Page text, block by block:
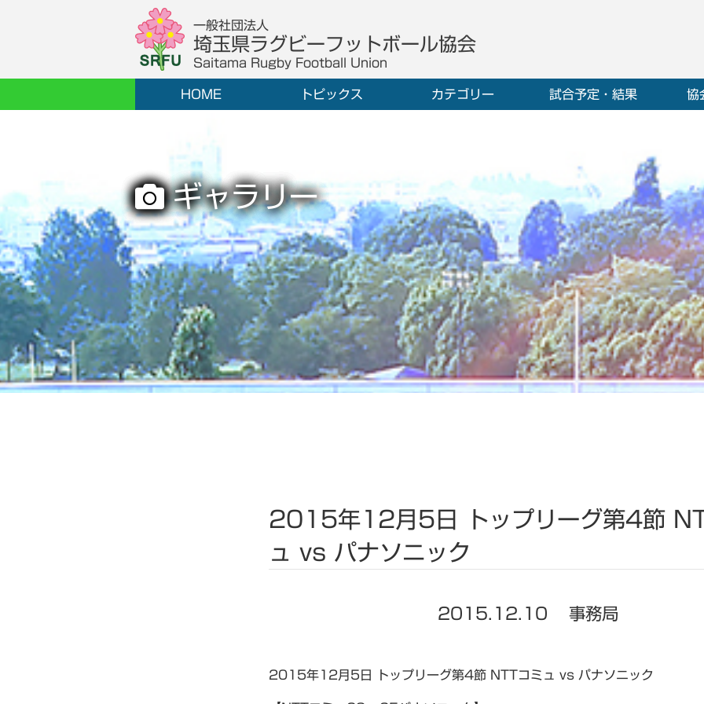
一般社団法人
埼玉県ラグビーフットボール協会
Saitama Rugby Football Union
HOME トピックス カテゴリー 試合予定・結果 協
ギャラリー
2015年12月5日 トップリーグ第4節
ュ vs パナソニック
2015.12.10 事務局
2015年12月5日 トップリーグ第4節 NTTコミュ vs パナソニック